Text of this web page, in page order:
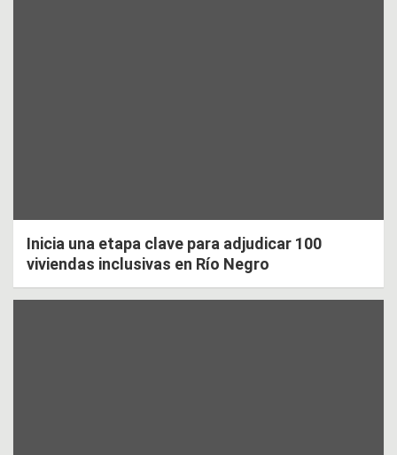
Inicia una etapa clave para adjudicar 100
viviendas inclusivas en Río Negro